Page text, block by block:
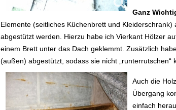
Ganz
Elemente (seitliches Küchenbrett und
abgestützt werden. Hierzu habe ich Vierkant Hölzer
einem Brett unter das Dach geklemmt. Zusätzlich
(außen) abgestützt, sodass sie nicht „runterrutschen“
Auch die
Übergang
einfach